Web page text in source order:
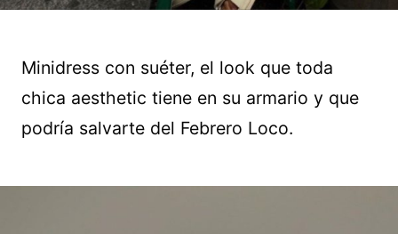
Minidress con suéter, el look que toda
chica aesthetic tiene en su armario y que
podría salvarte del Febrero Loco.